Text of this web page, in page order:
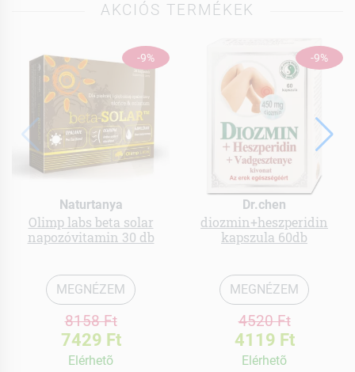
AKCIÓS TERMÉKEK
-9%
Naturtanya
Olimp labs beta solar
napozóvitamin 30 db
MEGNÉZEM
8158 Ft
7429 Ft
Elérhetõ
-9%
Dr.chen
diozmin+heszperidin
kapszula 60db
MEGNÉZEM
4520 Ft
4119 Ft
Elérhetõ